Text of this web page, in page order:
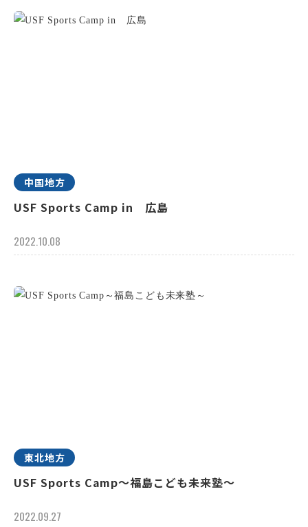
中国地方
USF Sports Camp in 広島
2022.10.08
東北地方
USF Sports Camp～福島こども未来塾～
2022.09.27